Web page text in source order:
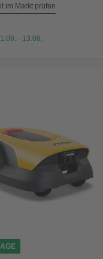
im Markt prüfen
- 13.08.